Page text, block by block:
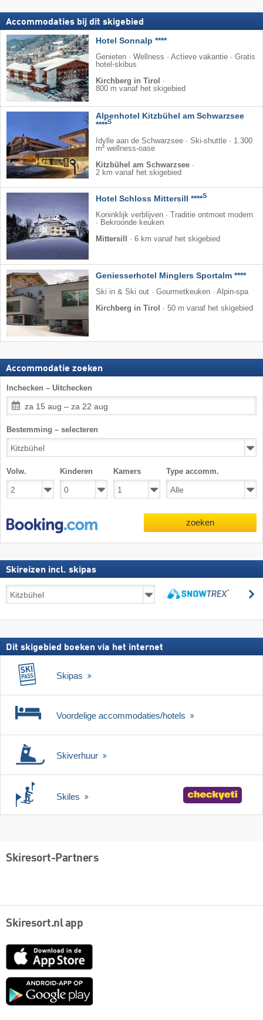
Accommodaties bij dit skigebied
Hotel Sonnalp ****
Genieten · Wellness · Actieve vakantie · Gratis
hotel-skibus
Kirchberg in Tirol
·
800 m vanaf het skigebied
Alpenhotel Kitzbühel am Schwarzsee
****S
Idylle aan de Schwarzsee · Ski-shuttle · 1.300
m² wellness-oase
Kitzbühel am Schwarzsee ·
2 km vanaf het skigebied
Hotel Schloss Mittersill ****S
Koninklijk verblijven · Traditie ontmoet modern
· Bekroonde keuken
Mittersill
· 6 km vanaf het skigebied
Geniesserhotel Minglers Sportalm ****
Ski in & Ski out · Gourmetkeuken · Alpin-spa
Kirchberg in Tirol
· 50 m vanaf het skigebied
Accommodatie zoeken
Inchecken – Uitchecken
za 15 aug – za 22 aug
Bestemming – selecteren
Volw. Kinderen Kamers Type accomm.
zoeken
Skireizen incl. skipas
Skireizen
incl.
Dit skigebied boeken via het internet
Skipas
Voordelige accommodaties/hotels
Skiverhuur
Skiles
Skiresort-Partners
Skiresort.nl app
App
Google